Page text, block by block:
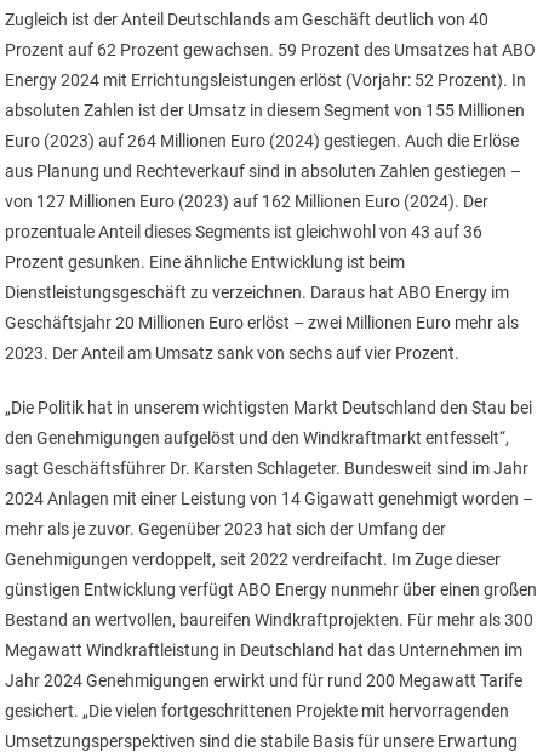
Zugleich ist der Anteil Deutschlands am Geschäft deutlich von 40
Prozent auf 62 Prozent gewachsen. 59 Prozent des Umsatzes hat ABO
Energy 2024 mit Errichtungsleistungen erlöst (Vorjahr: 52 Prozent). In
absoluten Zahlen ist der Umsatz in diesem Segment von 155 Millionen
Euro (2023) auf 264 Millionen Euro (2024) gestiegen. Auch die Erlöse
aus Planung und Rechteverkauf sind in absoluten Zahlen gestiegen –
von 127 Millionen Euro (2023) auf 162 Millionen Euro (2024). Der
prozentuale Anteil dieses Segments ist gleichwohl von 43 auf 36
Prozent gesunken. Eine ähnliche Entwicklung ist beim
Dienstleistungsgeschäft zu verzeichnen. Daraus hat ABO Energy im
Geschäftsjahr 20 Millionen Euro erlöst – zwei Millionen Euro mehr als
2023. Der Anteil am Umsatz sank von sechs auf vier Prozent.
„Die Politik hat in unserem wichtigsten Markt Deutschland den Stau bei
den Genehmigungen aufgelöst und den Windkraftmarkt entfesselt“,
sagt Geschäftsführer Dr. Karsten Schlageter. Bundesweit sind im Jahr
2024 Anlagen mit einer Leistung von 14 Gigawatt genehmigt worden –
mehr als je zuvor. Gegenüber 2023 hat sich der Umfang der
Genehmigungen verdoppelt, seit 2022 verdreifacht. Im Zuge dieser
günstigen Entwicklung verfügt ABO Energy nunmehr über einen großen
Bestand an wertvollen, baureifen Windkraftprojekten. Für mehr als 300
Megawatt Windkraftleistung in Deutschland hat das Unternehmen im
Jahr 2024 Genehmigungen erwirkt und für rund 200 Megawatt Tarife
gesichert. „Die vielen fortgeschrittenen Projekte mit hervorragenden
Umsetzungsperspektiven sind die stabile Basis für unsere Erwartung